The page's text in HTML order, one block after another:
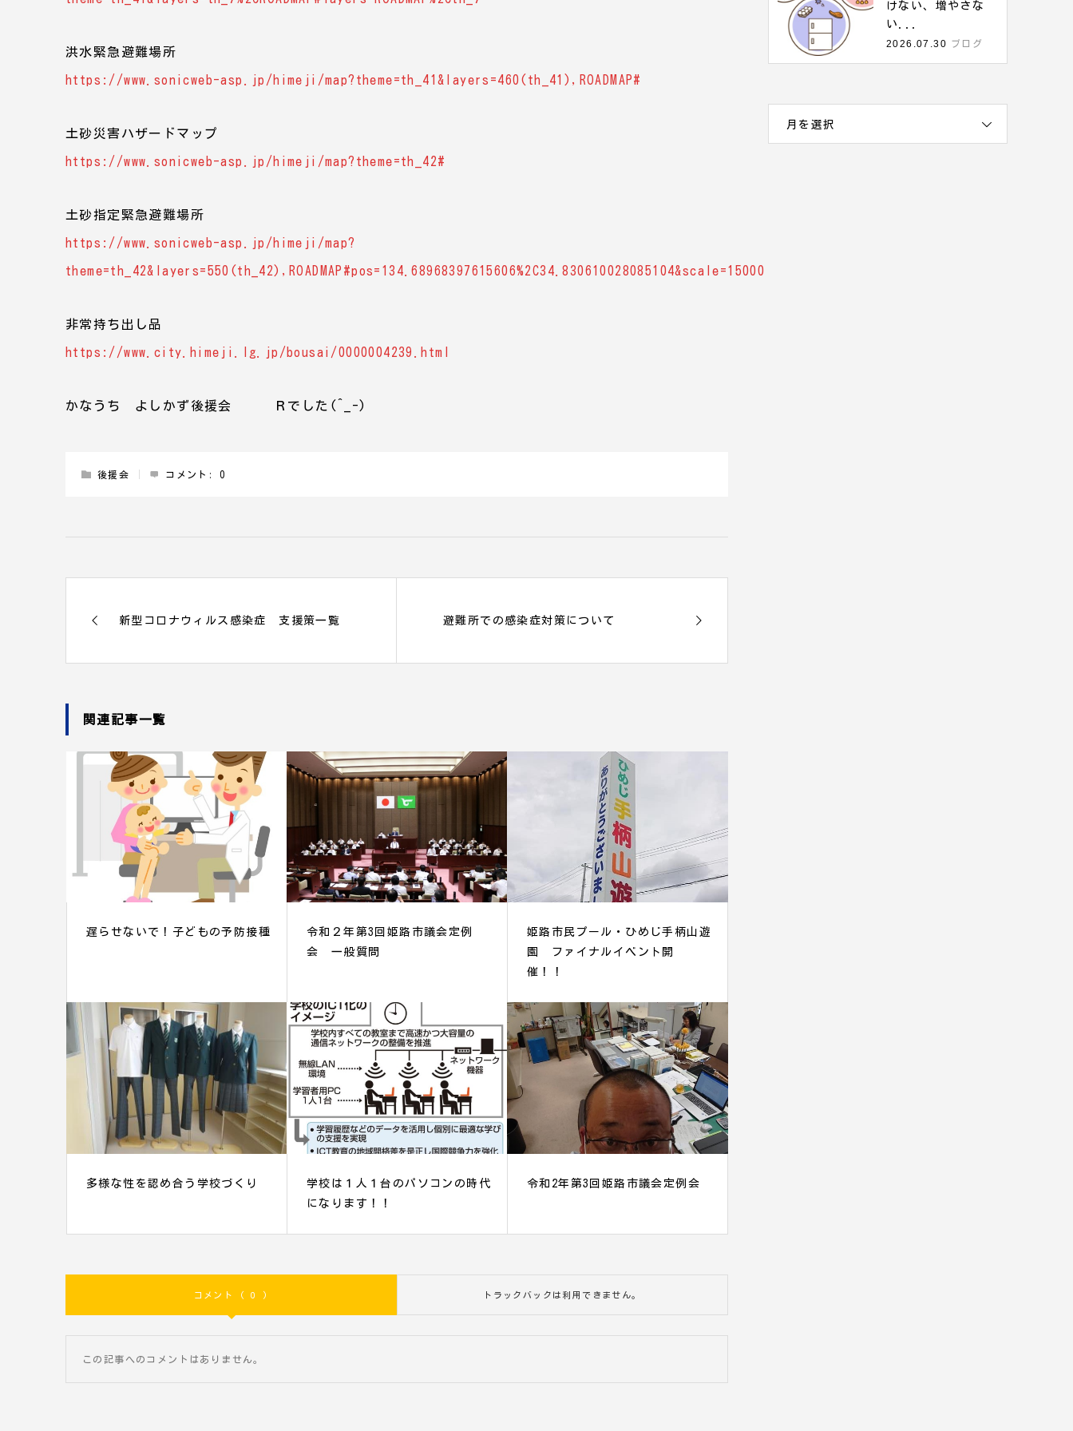
洪水緊急避難場所
https://www.sonicweb-asp.jp/himeji/map?theme=th_41&layers=460(th_41),ROADMAP#
土砂災害ハザードマップ
https://www.sonicweb-asp.jp/himeji/map?theme=th_42#
土砂指定緊急避難場所
https://www.sonicweb-asp.jp/himeji/map?
theme=th_42&layers=550(th_42),ROADMAP#pos=134.68968397615606%2C34.830610028085104&scale=15000
非常持ち出し品
https://www.city.himeji.lg.jp/bousai/0000004239.html
かなうち よしかず後援会 Ｒでした(^_-)
後援会 コメント: 0
新型コロナウィルス感染症 支援策一覧 避難所での感染症対策について
関連記事一覧
遅らせないで！子どもの予防接種
令和２年第3回姫路市議会定例
会 一般質問
姫路市民プール・ひめじ手柄山遊
園 ファイナルイベント開
催！！
多様な性を認め合う学校づくり
学校は１人１台のパソコンの時代
になります！！
令和2年第3回姫路市議会定例会
コメント ( 0 ) トラックバックは利用できません。
この記事へのコメントはありません。
けない、増やさな
い...
2026.07.30 ブログ
月を選択